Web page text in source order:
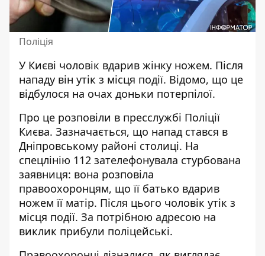
Поліція
У Києві чоловік вдарив жінку ножем. Після
нападу він утік з місця події. Відомо, що це
відбулося на очах доньки потерпілої.
Про це розповіли в пресслужбі Поліції
Києва. Зазначається, що напад стався в
Дніпровському районі столиці. На
спецлінію 112 зателефонувала стурбована
заявниця: вона розповіла
правоохоронцям, що її батько вдарив
ножем її матір. Після цього чоловік утік з
місця події. За потрібною адресою на
виклик прибули поліцейські.